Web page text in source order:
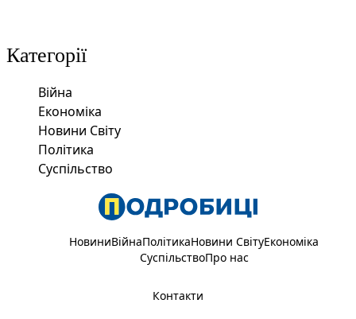
Категорії
Війна
Економіка
Новини Світу
Політика
Суспільство
НовиниВійнаПолітикаНовини СвітуЕкономіка
СуспільствоПро нас
Контакти